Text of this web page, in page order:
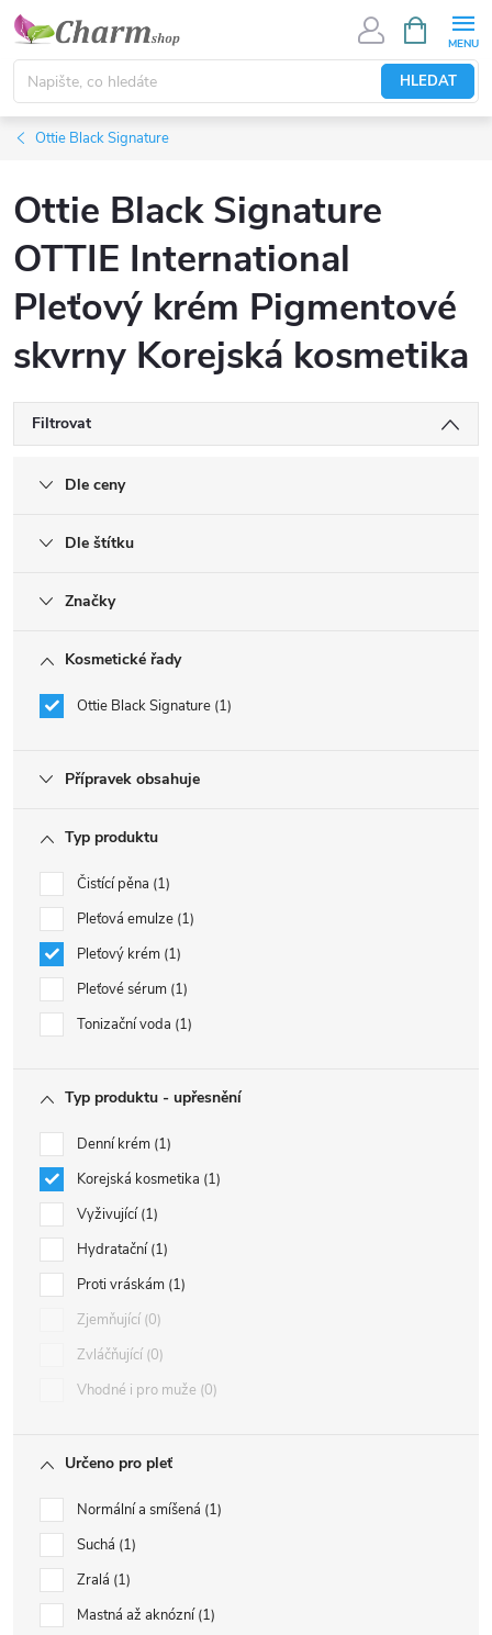
Přejít
obsah
HLEDAT
NÁKUPNÍ
KOŠÍK
Ottie Black Signature
Ottie Black Signature
OTTIE International
Pleťový krém Pigmentové
skvrny Korejská kosmetika
Filtrovat
Dle ceny
Dle štítku
Značky
Kosmetické řady
Ottie Black Signature 1
Přípravek obsahuje
Typ produktu
Čistící pěna 1
Pleťová emulze 1
Pleťový krém 1
Pleťové sérum 1
Tonizační voda 1
Typ produktu - upřesnění
Denní krém 1
Korejská kosmetika 1
Vyživující 1
Hydratační 1
Proti vráskám 1
Zjemňující 0
Zvláčňující 0
Vhodné i pro muže 0
Určeno pro pleť
Normální a smíšená 1
Suchá 1
Zralá 1
Mastná až aknózní 1